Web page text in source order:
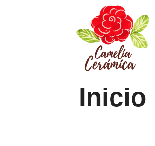
Inicio